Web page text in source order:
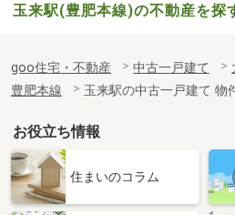
玉来駅(豊肥本線)の不動産を探
goo住宅・不動産 中古一戸建て
豊肥本線
玉来駅の中古一戸建て 物
お役立ち情報
住まいのコラム